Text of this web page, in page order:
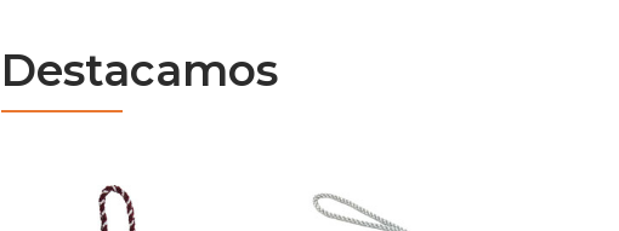
plata, baño de oro y acabados
artesanales. Disponemos de
Ánforas, Varales Y Cetros,
Llamadores Andas, Cruz Guía,
Cordones Túnica, Medallas
Destacamos